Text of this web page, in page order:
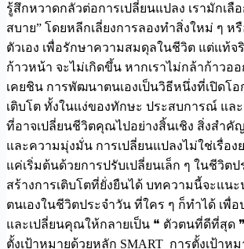
รู้สึกหวาดกลัวต่อการเปลี่ยนแปลง เรามักเลื
สบาย” โดยหลีกเลี่ยงการลองทำสิ่งใหม่ ๆ ห
ตัวเอง เพื่อรักษาความสมดุลในชีวิต แต่แท้จ
ก้าวหน้า จะไม่เกิดขึ้น หากเราไม่กล้าก้าวอ
เคยชิน การพัฒนาตนเองเป็นวิธีหนึ่งที่เปิดโ
เติบโต ทั้งในแง่ของทักษะ ประสบการณ์ แล
ที่อาจเปลี่ยนชีวิตคุณไปอย่างสิ้นเชิง สิ่งสำคั
และความมุ่งมั่น การเปลี่ยนแปลงไม่ใช่เรื่อง
แค่เริ่มต้นด้วยการปรับเปลี่ยนเล็ก ๆ ในชีวิต
สร้างการเติบโตที่ยั่งยืนได้ บทความนี้จะแน
ตนเองในชีวิตประจำวัน ที่ใคร ๆ ก็ทำได้ เพื่
และเปลี่ยนคุณให้กลายเป็น ❝ ตัวตนที่ดีที่สุด
ตั้งเป้าหมายด้วยหลัก SMART การตั้งเป้าห